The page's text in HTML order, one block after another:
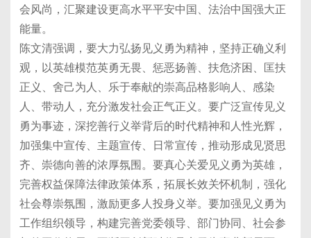
会风尚，汇聚建设更高水平平安中国、法治中国强大正
能量。
陈文清强调，要大力弘扬见义勇为精神，坚持正确义利
观，以英雄模范英勇无畏、惩恶扬善、扶危济困、匡扶
正义、舍己为人、乐于奉献的崇高品格影响人、感染
人、带动人，充分激发社会正气正义。要广泛宣传见义
勇为事迹，深挖善行义举背后的时代精神和人性光辉，
加强集中宣传、主题宣传、日常宣传，推动形成见贤思
齐、崇德向善的浓厚氛围。要真心关爱见义勇为英雄，
完善权益保障法律政策体系，拓展长效关怀机制，强化
社会尊崇氛围，激励更多人投身义举。要加强见义勇为
工作组织领导，构建完善党委领导、部门协同、社会参